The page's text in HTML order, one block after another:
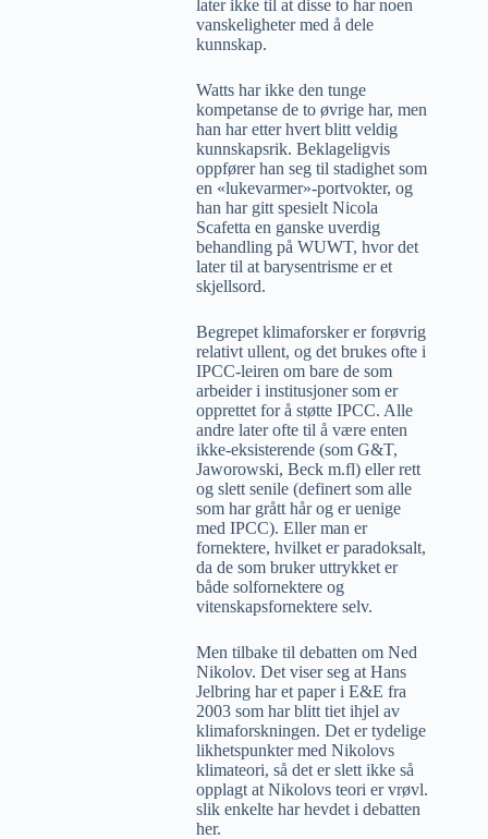
later ikke til at disse to har noen
vanskeligheter med å dele
kunnskap.
Watts har ikke den tunge
kompetanse de to øvrige har, men
han har etter hvert blitt veldig
kunnskapsrik. Beklageligvis
oppfører han seg til stadighet som
en «lukevarmer»-portvokter, og
han har gitt spesielt Nicola
Scafetta en ganske uverdig
behandling på WUWT, hvor det
later til at barysentrisme er et
skjellsord.
Begrepet klimaforsker er forøvrig
relativt ullent, og det brukes ofte i
IPCC-leiren om bare de som
arbeider i institusjoner som er
opprettet for å støtte IPCC. Alle
andre later ofte til å være enten
ikke-eksisterende (som G&T,
Jaworowski, Beck m.fl) eller rett
og slett senile (definert som alle
som har grått hår og er uenige
med IPCC). Eller man er
fornektere, hvilket er paradoksalt,
da de som bruker uttrykket er
både solfornektere og
vitenskapsfornektere selv.
Men tilbake til debatten om Ned
Nikolov. Det viser seg at Hans
Jelbring har et paper i E&E fra
2003 som har blitt tiet ihjel av
klimaforskningen. Det er tydelige
likhetspunkter med Nikolovs
klimateori, så det er slett ikke så
opplagt at Nikolovs teori er vrøvl.
slik enkelte har hevdet i debatten
her.